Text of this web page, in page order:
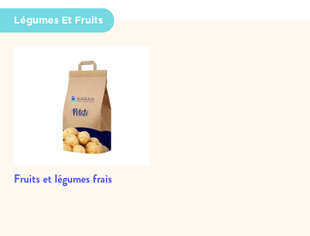
Légumes Et Fruits
Fruits et légumes frais